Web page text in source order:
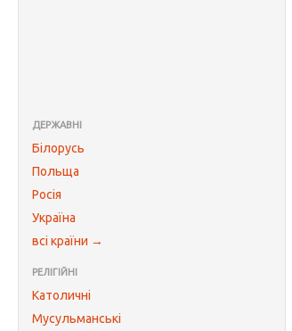
ДЕРЖАВНІ
Білорусь
Польща
Росія
Україна
всі країни →
РЕЛІГІЙНІ
Католичні
Мусульманські